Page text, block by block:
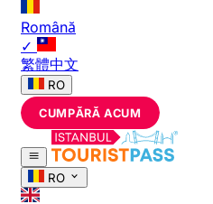
Română
✓
繁體中文
RO
CUMPĂRĂ ACUM
RO